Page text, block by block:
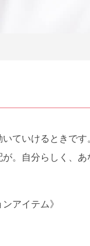
ていけるときで
。自分らしく、
アイテム》